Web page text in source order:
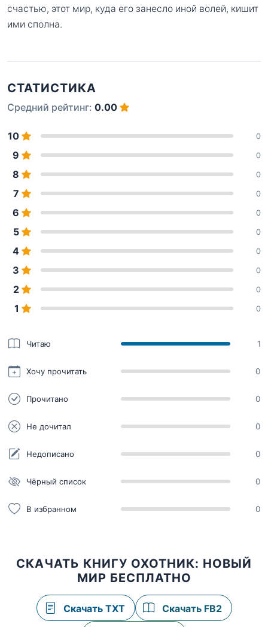
счастью, этот мир, куда его занесло иной волей, кишит
ими сполна.
СТАТИСТИКА
Средний рейтинг: 0.00
10 0
9 0
8 0
7 0
6 0
5 0
4 0
3 0
2 0
1 0
Читаю 1
Хочу прочитать 0
Прочитано 0
Не дочитал 0
Недописано 0
Чёрный список 0
В избранном 0
СКАЧАТЬ КНИГУ ОХОТНИК: НОВЫЙ
МИР БЕСПЛАТНО
Скачать TXT Скачать FB2